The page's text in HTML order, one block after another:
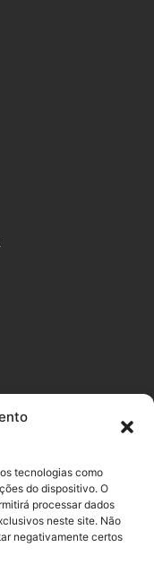
tecnologias como
do dispositivo. O
processar dados
neste site. Não
negativamente certos